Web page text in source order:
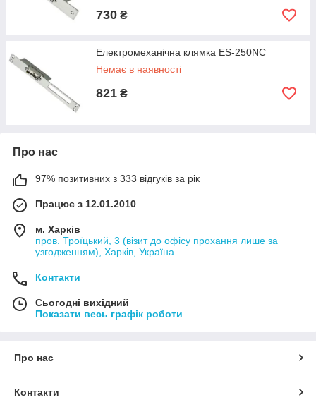
730 ₴
Електромеханічна клямка ES-250NC
Немає в наявності
821 ₴
Про нас
97% позитивних з 333 відгуків за рік
Працює з 12.01.2010
м. Харків
пров. Троїцький, 3 (візит до офісу прохання лише за
узгодженням), Харків, Україна
Контакти
Сьогодні вихідний
Показати весь графік роботи
Про нас
Контакти